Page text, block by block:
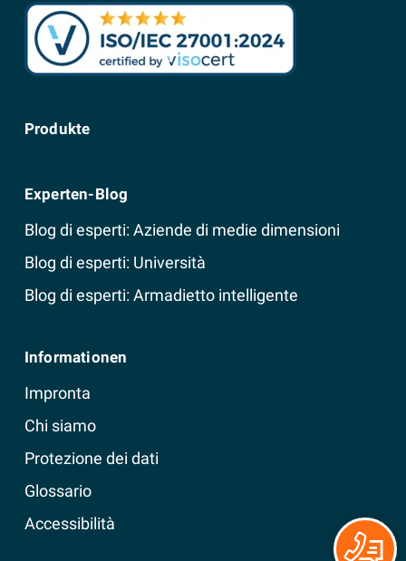
Produkte
Experten-Blog
Blog di esperti: Aziende di medie dimensioni
Blog di esperti: Università
Blog di esperti: Armadietto intelligente
Informationen
Impronta
Chi siamo
Protezione dei dati
Glossario
Accessibilità